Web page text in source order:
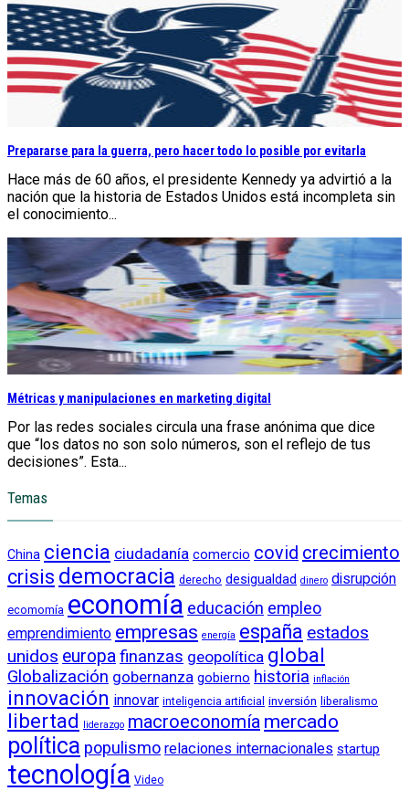
Prepararse para la guerra, pero hacer todo lo posible por evitarla
Hace más de 60 años, el presidente Kennedy ya advirtió a la
nación que la historia de Estados Unidos está incompleta sin
el conocimiento...
Métricas y manipulaciones en marketing digital
Por las redes sociales circula una frase anónima que dice
que “los datos no son solo números, son el reflejo de tus
decisiones”. Esta...
Temas
China ciencia ciudadanía comercio covid crecimiento
crisis democracia derecho desigualdad dinero disrupción
ecomomía economía educación empleo
emprendimiento empresas energía españa estados
unidos europafinanzas geopolítica global
Globalización gobernanza gobierno historia inflación
innovación innovar inteligencia artificial inversión liberalismo
libertad liderazgo macroeconomía mercado
política populismo relaciones internacionales startup
tecnología Video